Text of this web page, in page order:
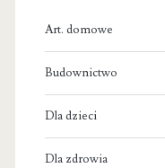
Art. domowe
Budownictwo
Dla dzieci
Dla zdrowia